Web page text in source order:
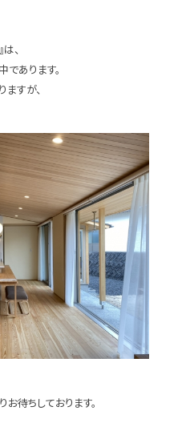
、
あります。
すが、
待ちしております。